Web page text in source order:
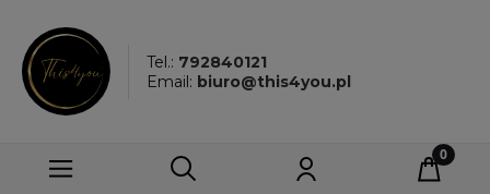
Tel.: 792840121
Email: biuro@this4you.pl